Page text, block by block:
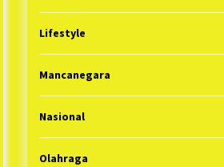
Lifestyle
Mancanegara
Nasional
Olahraga